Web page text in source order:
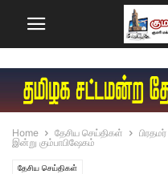
Home தேசிய செய்திகள்
இன்று கும்பாபிஷேகம்
தேசிய செய்திகள்